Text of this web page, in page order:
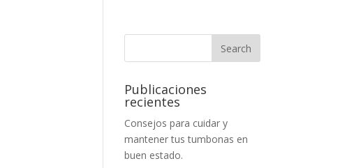
Publicaciones
recientes
Consejos para cuidar y
mantener tus tumbonas en
buen estado.